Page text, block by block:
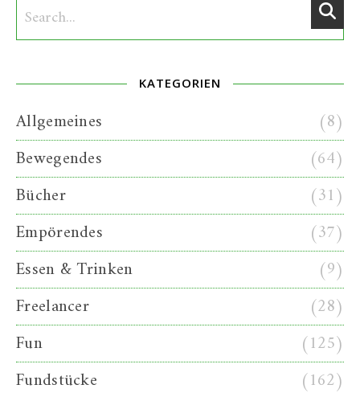
KATEGORIEN
Allgemeines
(8)
Bewegendes
(64)
Bücher
(31)
Empörendes
(37)
Essen & Trinken
(9)
Freelancer
(28)
Fun
(125)
Fundstücke
(162)